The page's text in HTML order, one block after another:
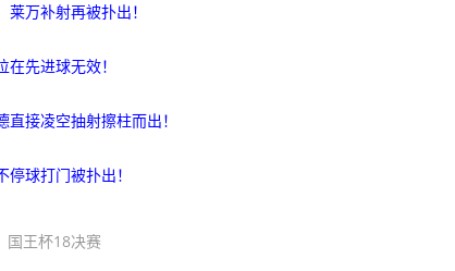
万补射再被扑出！
先进球无效！
接凌空抽射擦柱而出！
球打门被扑出！
国王杯18决赛